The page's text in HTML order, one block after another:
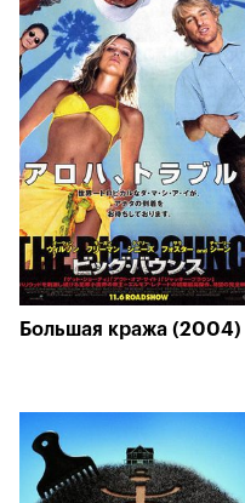
Большая кража (2004)